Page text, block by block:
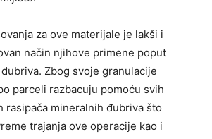
za ove materijale je lakši i
način njihove primene poput
Zbog svoje granulacije
parceli razbacuju pomoću svih
rasipača mineralnih đubriva što
trajanja ove operacije kao i